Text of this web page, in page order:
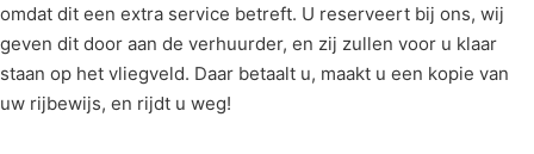
omdat dit een extra service betreft. U reserveert bij ons, wij
geven dit door aan de verhuurder, en zij zullen voor u klaar
staan op het vliegveld. Daar betaalt u, maakt u een kopie van
uw rijbewijs, en rijdt u weg!